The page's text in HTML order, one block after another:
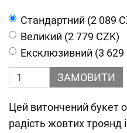
Cтандартний (2 089
Великий (2 779 CZK)
Ексклюзивний (3 629
ЗАМОВИТИ
Цей витончений букет
радість жовтих троянд